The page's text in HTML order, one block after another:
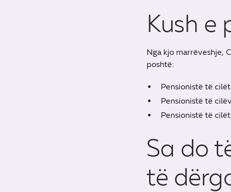
Kush e
Nga kjo marrëveshje,
poshtë:
Pensionistë të
Pensionistë të
Pensionistë të
Sa do
të